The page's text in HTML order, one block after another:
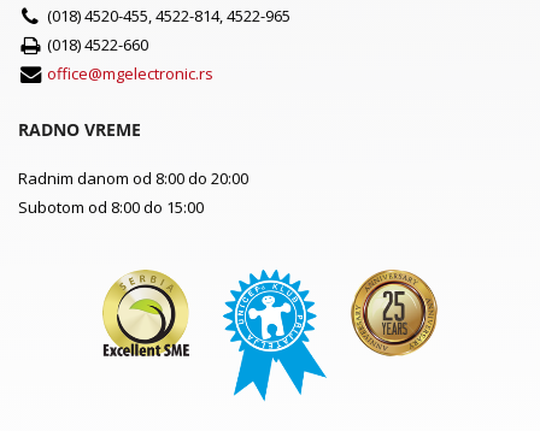
(018) 4520-455, 4522-814, 4522-965
(018) 4522-660
office@mgelectronic.rs
RADNO VREME
Radnim danom od 8:00 do 20:00
Subotom od 8:00 do 15:00